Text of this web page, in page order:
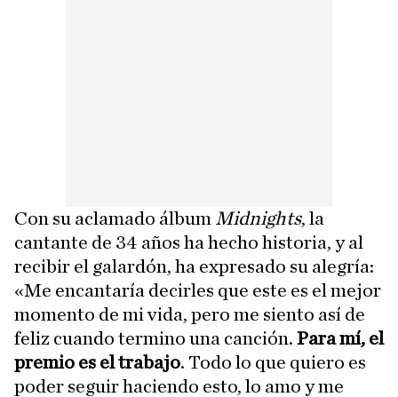
Con su aclamado álbum Midnights, la
cantante de 34 años ha hecho historia, y al
recibir el galardón, ha expresado su alegría:
«Me encantaría decirles que este es el mejor
momento de mi vida, pero me siento así de
feliz cuando termino una canción. Para mí, el
premio es el trabajo. Todo lo que quiero es
poder seguir haciendo esto, lo amo y me